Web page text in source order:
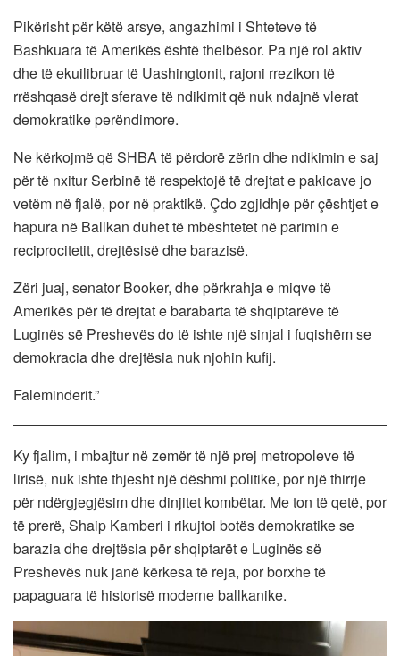
Pikërisht për këtë arsye, angazhimi i Shteteve të
Bashkuara të Amerikës është thelbësor. Pa një rol aktiv
dhe të ekuilibruar të Uashingtonit, rajoni rrezikon të
rrëshqasë drejt sferave të ndikimit që nuk ndajnë vlerat
demokratike perëndimore.
Ne kërkojmë që SHBA të përdorë zërin dhe ndikimin e saj
për të nxitur Serbinë të respektojë të drejtat e pakicave jo
vetëm në fjalë, por në praktikë. Çdo zgjidhje për çështjet e
hapura në Ballkan duhet të mbështetet në parimin e
reciprocitetit, drejtësisë dhe barazisë.
Zëri juaj, senator Booker, dhe përkrahja e miqve të
Amerikës për të drejtat e barabarta të shqiptarëve të
Luginës së Preshevës do të ishte një sinjal i fuqishëm se
demokracia dhe drejtësia nuk njohin kufij.
Faleminderit.”
Ky fjalim, i mbajtur në zemër të një prej metropoleve të
lirisë, nuk ishte thjesht një dëshmi politike, por një thirrje
për ndërgjegjësim dhe dinjitet kombëtar. Me ton të qetë, por
të prerë, Shaip Kamberi i rikujtoi botës demokratike se
barazia dhe drejtësia për shqiptarët e Luginës së
Preshevës nuk janë kërkesa të reja, por borxhe të
papaguara të historisë moderne ballkanike.